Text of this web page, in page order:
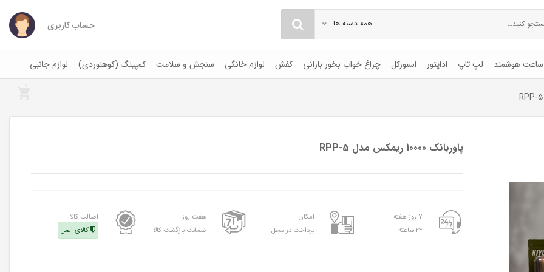
همه دسته ها حساب کاربری
ساعت هوشمند لپ تاپ اداپتور اسنورکل چراغ خواب بخور بارانی کفش لوازم خانگی سنجش و سلامت کمپینگ (کوهنوردی) لوازم جانبی
پاوربانک 10000 ریمکس مدل RPP-5
۷ روز هفته
۲۴ ساعته
امکان
پرداخت در محل
هفت روز
ضمانت بازگشت کالا
اصالت کالا
کالای اصل